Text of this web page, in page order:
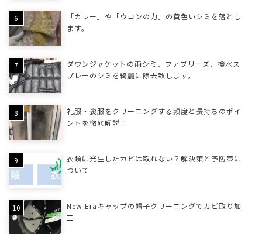
「カレー」や「ウコンの力」の黄色いシミを落とし
ます。
ダウンジャケットの雨シミ、ファブリーズ、撥水ス
プレーのシミを綺麗に除去致します。
礼服・喪服をクリーニングする頻度と長持ちのポイ
ントを徹底解説！
衣類に発生したカビは取れない？解決策と予防策に
ついて
New Eraキャップの帽子クリーニングでカビ取り加
工